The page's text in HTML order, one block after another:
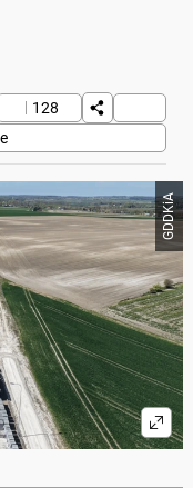
128
błędy.
S12
lubelskiego.
Chełma i
czternastu
zwierząt.
terenu
w latach 2026-
ze względu na
GDDKiA